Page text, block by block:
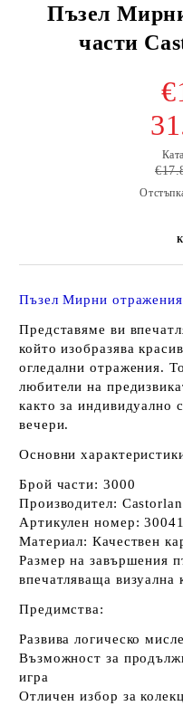
Пъзел
части
Пъзел Мирни отражения
Представяме ви
който изобразява
огледални отражения.
любители на
както за индивидуално
вечери.
Основни
Брой части: 3000
Производител:
Артикулен номер:
Материал: Качествен
Размер на завършения
впечатляваща визуална
Предимства:
Развива логическо
Възможност за
игра
Отличен избор за